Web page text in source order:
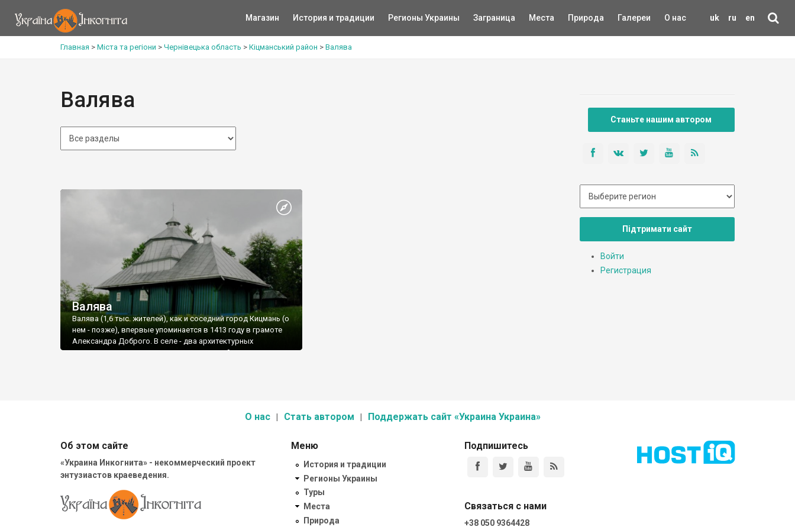
uk ru en
Магазин История и традиции Регионы Украины Заграница Места Природа Галереи О нас
Главная > Міста та регіони > Чернівецька область > Кіцманський район > Валява
Валява
Валява
Валява (1,6 тыс. жителей), как и соседний город Кицмань (о
нем - позже), впервые упоминается в 1413 году в грамоте
Александра Доброго. В селе - два архитектурных
памятника, и один - гламурно-современный.
Станьте нашим автором
Підтримати сайт
Войти
Регистрация
О нас Стать автором Поддержать сайт «Украина Украина»
Об этом сайте
«Украина Инкогнита» - некоммерческий проект
энтузиастов краеведения.
Меню
История и традиции
Регионы Украины
Туры
Места
Природа
Подпишитесь
Связаться с нами
+38 050 9364428